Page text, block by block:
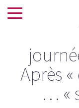
Après
… «